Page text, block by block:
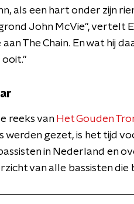
als een hart onder zijn
John McVie", vertelt
The Chain. En wat hij
ooit."
reeks van Het Gouden
werden gezet, is het tijd
in Nederland en
van alle bassisten die